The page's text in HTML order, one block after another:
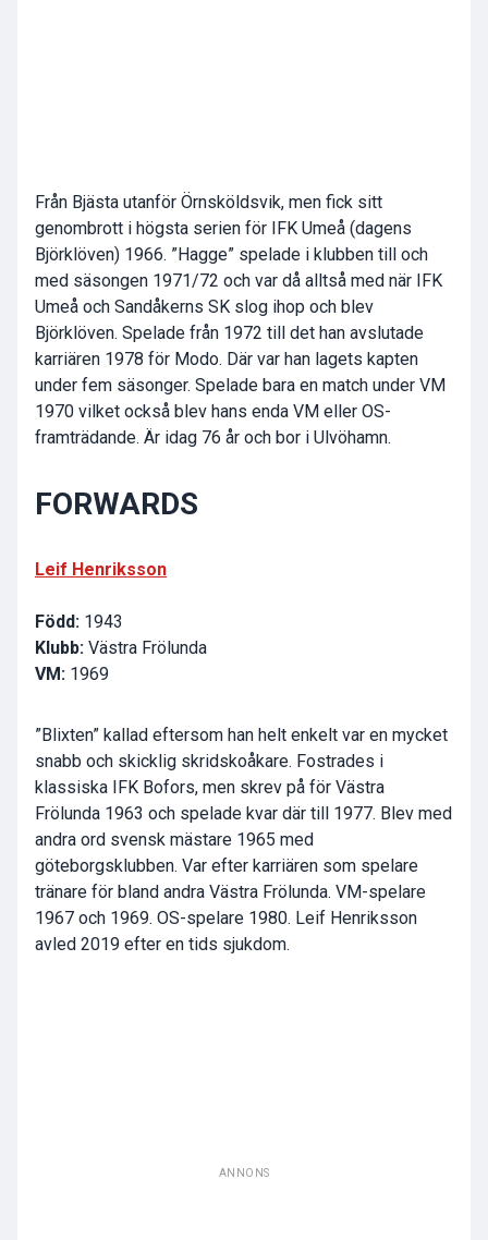
Från Bjästa utanför Örnsköldsvik, men fick sitt
genombrott i högsta serien för IFK Umeå (dagens
Björklöven) 1966. ”Hagge” spelade i klubben till och
med säsongen 1971/72 och var då alltså med när IFK
Umeå och Sandåkerns SK slog ihop och blev
Björklöven. Spelade från 1972 till det han avslutade
karriären 1978 för Modo. Där var han lagets kapten
under fem säsonger. Spelade bara en match under VM
1970 vilket också blev hans enda VM eller OS-
framträdande. Är idag 76 år och bor i Ulvöhamn.
FORWARDS
Leif Henriksson
Född: 1943
Klubb: Västra Frölunda
VM: 1969
”Blixten” kallad eftersom han helt enkelt var en mycket
snabb och skicklig skridskoåkare. Fostrades i
klassiska IFK Bofors, men skrev på för Västra
Frölunda 1963 och spelade kvar där till 1977. Blev med
andra ord svensk mästare 1965 med
göteborgsklubben. Var efter karriären som spelare
tränare för bland andra Västra Frölunda. VM-spelare
1967 och 1969. OS-spelare 1980. Leif Henriksson
avled 2019 efter en tids sjukdom.
ANNONS